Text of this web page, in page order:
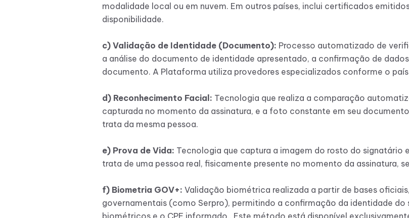
modalidade local ou em nuvem. Em outros países, inclui certificados
disponibilidade.
c) Validação de Identidade (Documento): Processo automatizado de
a análise do documento de identidade apresentado, a confirmação de
documento. A Plataforma utiliza provedores especializados conforme o
d) Reconhecimento Facial: Tecnologia que realiza a comparação
capturada no momento da assinatura, e a foto constante em seu
trata da mesma pessoa.
e) Prova de Vida: Tecnologia que captura a imagem do rosto do signatário
trata de uma pessoa real, fisicamente presente no momento da assinatura,
f) Biometria GOV+: Validação biométrica realizada a partir de bases
governamentais (como Serpro), permitindo a confirmação da identidade